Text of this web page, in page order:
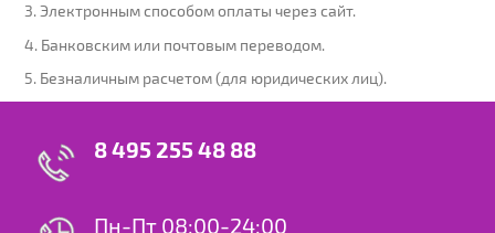
3. Электронным способом оплаты через сайт.
4. Банковским или почтовым переводом.
5. Безналичным расчетом (для юридических лиц).
8 495 255 48 88
Пн-Пт 08:00-24:00